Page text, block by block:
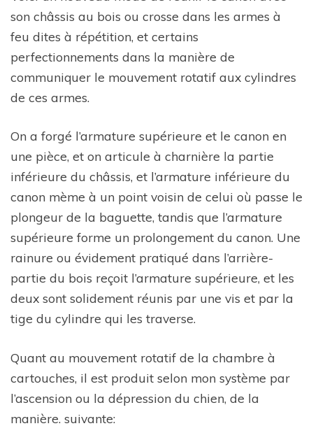
son châssis au bois ou crosse dans les armes à
feu dites à répétition, et certains
perfectionnements dans la manière de
communiquer le mouvement rotatif aux cylindres
de ces armes.
On a forgé l’armature supérieure et le canon en
une pièce, et on articule à charnière la partie
inférieure du châssis, et l’armature inférieure du
canon mème à un point voisin de celui où passe le
plongeur de la baguette, tandis que l’armature
supérieure forme un prolongement du canon. Une
rainure ou évidement pratiqué dans l’arrière-
partie du bois reçoit l’armature supérieure, et les
deux sont solidement réunis par une vis et par la
tige du cylindre qui les traverse.
Quant au mouvement rotatif de la chambre à
cartouches, il est produit selon mon système par
l’ascension ou la dépression du chien, de la
manière. suivante: